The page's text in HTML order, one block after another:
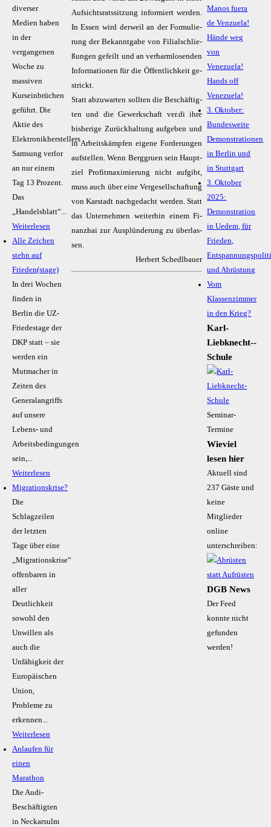
diverser
Medien haben
in der
vergangenen
Woche zu
massiven
Kurseinbrüchen
geführt. Die
Aktie des
Elektronikherstellers
Samsung verlor
an nur einem
Tag 13 Prozent.
Das
„Handelsblatt“...
Weiterlesen
Alle Zeichen
stehn auf
Frieden(stage)
In drei Wochen
finden in
Berlin die UZ-
Friedestage der
DKP statt – sie
werden ein
Mutmacher in
Zeiten des
Generalangriffs
auf unsere
Lebens- und
Arbeitsbedingungen
sein,...
Weiterlesen
Migrationskrise?
Die
Schlagzeilen
der letzten
Tage über eine
„Migrationskrise“
offenbaren in
aller
Deutlichkeit
sowohl den
Unwillen als
auch die
Unfähigkeit der
Europäischen
Union,
Probleme zu
erkennen...
Weiterlesen
Anlaufen für
einen
Marathon
Die Audi-
Beschäftigten
in Neckarsulm
Auf­sichts­rats­sit­zung in­for­miert wer­den.
In Es­sen wird der­weil an der For­mu­lie­
rung der Be­kannt­ga­be von Fi­li­al­schlie­
ßun­gen ge­feilt und an ver­harm­lo­sen­den
In­for­ma­tio­nen für die Öf­fent­lich­keit ge­
strickt.
Statt ab­zu­war­ten soll­ten die Be­schäf­tig­
ten und die Ge­werk­schaft ver.di ih­re
bis­he­ri­ge Zu­rück­hal­tung auf­ge­ben und
in Ar­beits­kämp­fen ei­ge­ne For­de­run­gen
auf­stel­len. Wenn Berg­gru­en sein Haupt­
ziel Pro­fit­ma­xi­mie­rung nicht auf­gibt,
muss auch über ei­ne Ver­ge­sell­schaf­tung
von Kar­stadt nach­ge­dacht wer­den. Statt
das Un­ter­neh­men wei­ter­hin ei­nem Fi­
nanz­hai zur Aus­plün­de­rung zu über­las­
sen.
Herbert Schedlbauer
Manos fuera
de Venzuela!
Hände weg
von
Venezuela!
Hands off
Venezuela!
3. Oktober:
Bundesweite
Demonstrationen
in Berlin und
in Stuttgart
3. Oktober
2025:
Demonstration
in Uedem, für
Frieden,
und Abrüstung
Vom
Klassenzimmer
in den Krieg?
Karl-
Liebknecht-­
Schule
Seminar-
Termine
Wieviel
lesen hier
Aktuell sind
237 Gäste und
keine
Mitglieder
online
unterschreiben:
DGB News
Der Feed
konnte nicht
gefunden
werden!